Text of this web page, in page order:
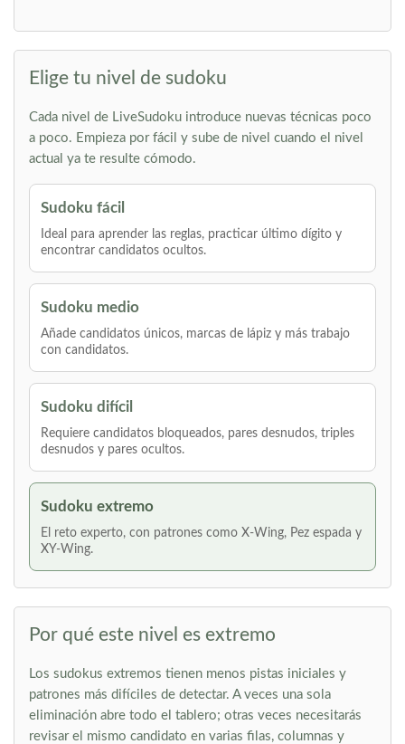
Elige tu nivel de sudoku
Cada nivel de LiveSudoku introduce nuevas técnicas poco
a poco. Empieza por fácil y sube de nivel cuando el nivel
actual ya te resulte cómodo.
Sudoku fácil
Ideal para aprender las reglas, practicar último dígito y
encontrar candidatos ocultos.
Sudoku medio
Añade candidatos únicos, marcas de lápiz y más trabajo
con candidatos.
Sudoku difícil
Requiere candidatos bloqueados, pares desnudos, triples
desnudos y pares ocultos.
Sudoku extremo
El reto experto, con patrones como X-Wing, Pez espada y
XY-Wing.
Por qué este nivel es extremo
Los sudokus extremos tienen menos pistas iniciales y
patrones más difíciles de detectar. A veces una sola
eliminación abre todo el tablero; otras veces necesitarás
revisar el mismo candidato en varias filas, columnas y